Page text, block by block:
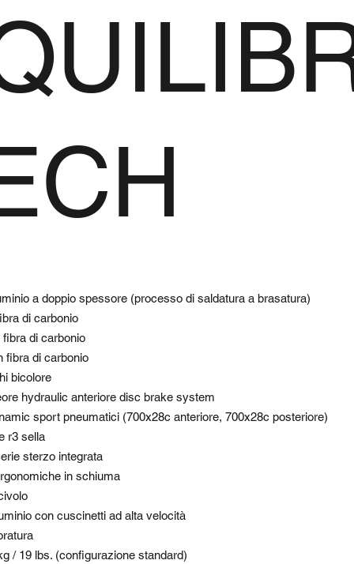
a doppio spessore (processo di saldatura a brasatura)
di carbonio
fibra di carbonio
fibra di carbonio
bicolore
hydraulic anteriore disc brake system
sport pneumatici (700x28c anteriore, 700x28c posteriore)
r3 sella
sterzo integrata
in schiuma
con cuscinetti ad alta velocità
/ 19 lbs. (configurazione standard)